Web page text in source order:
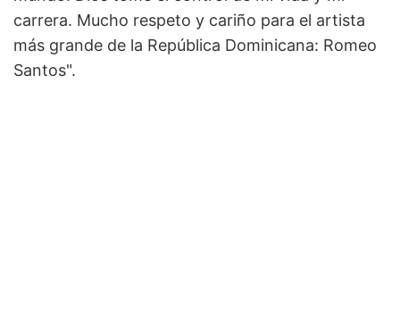
carrera. Mucho respeto y cariño para el artista
más grande de la República Dominicana: Romeo
Santos".